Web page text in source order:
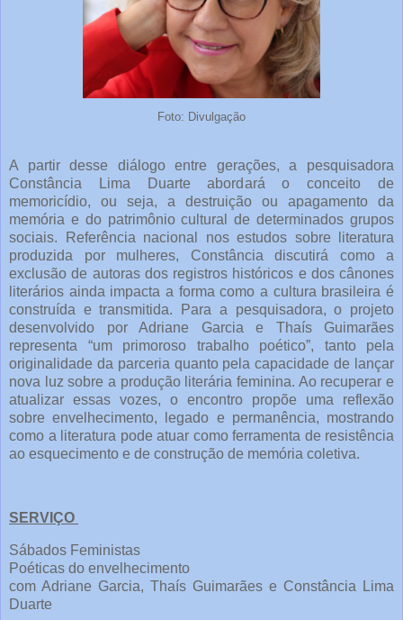
Foto: Divulgação
A partir desse diálogo entre gerações, a pesquisadora
Constância Lima Duarte abordará o conceito de
memoricídio, ou seja, a destruição ou apagamento da
memória e do patrimônio cultural de determinados grupos
sociais. Referência nacional nos estudos sobre literatura
produzida por mulheres, Constância discutirá como a
exclusão de autoras dos registros históricos e dos cânones
literários ainda impacta a forma como a cultura brasileira é
construída e transmitida. Para a pesquisadora, o projeto
desenvolvido por Adriane Garcia e Thaís Guimarães
representa “um primoroso trabalho poético”, tanto pela
originalidade da parceria quanto pela capacidade de lançar
nova luz sobre a produção literária feminina. Ao recuperar e
atualizar essas vozes, o encontro propõe uma reflexão
sobre envelhecimento, legado e permanência, mostrando
como a literatura pode atuar como ferramenta de resistência
ao esquecimento e de construção de memória coletiva.
SERVIÇO
Sábados Feministas
Poéticas do envelhecimento
com Adriane Garcia, Thaís Guimarães e Constância Lima
Duarte